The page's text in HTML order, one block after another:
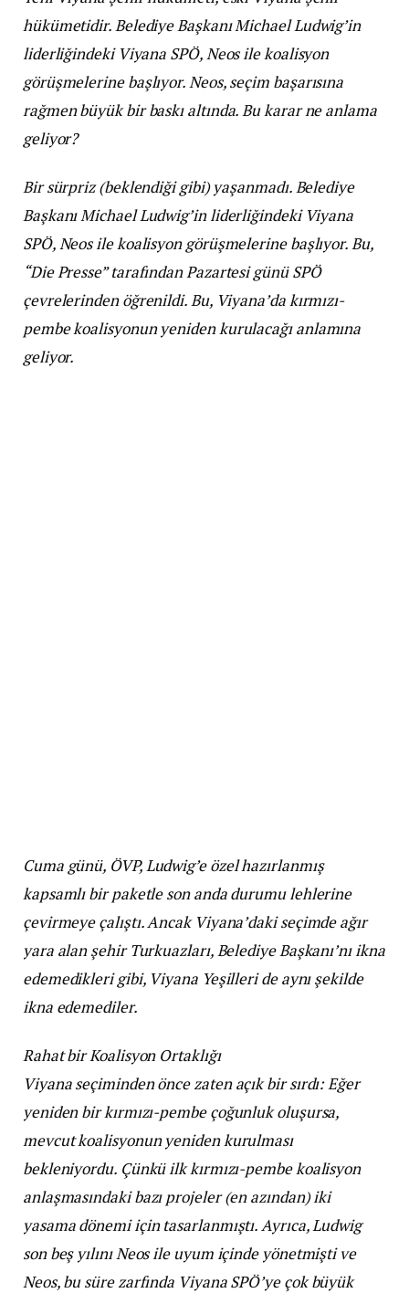
hükümetidir. Belediye Başkanı Michael Ludwig’in
liderliğindeki Viyana SPÖ, Neos ile koalisyon
görüşmelerine başlıyor. Neos, seçim başarısına
rağmen büyük bir baskı altında. Bu karar ne anlama
geliyor?
Bir sürpriz (beklendiği gibi) yaşanmadı. Belediye
Başkanı Michael Ludwig’in liderliğindeki Viyana
SPÖ, Neos ile koalisyon görüşmelerine başlıyor. Bu,
“Die Presse” tarafından Pazartesi günü SPÖ
çevrelerinden öğrenildi. Bu, Viyana’da kırmızı-
pembe koalisyonun yeniden kurulacağı anlamına
geliyor.
Cuma günü, ÖVP, Ludwig’e özel hazırlanmış
kapsamlı bir paketle son anda durumu lehlerine
çevirmeye çalıştı. Ancak Viyana’daki seçimde ağır
yara alan şehir Turkuazları, Belediye Başkanı’nı ikna
edemedikleri gibi, Viyana Yeşilleri de aynı şekilde
ikna edemediler.
Rahat bir Koalisyon Ortaklığı
Viyana seçiminden önce zaten açık bir sırdı: Eğer
yeniden bir kırmızı-pembe çoğunluk oluşursa,
mevcut koalisyonun yeniden kurulması
bekleniyordu. Çünkü ilk kırmızı-pembe koalisyon
anlaşmasındaki bazı projeler (en azından) iki
yasama dönemi için tasarlanmıştı. Ayrıca, Ludwig
son beş yılını Neos ile uyum içinde yönetmişti ve
Neos, bu süre zarfında Viyana SPÖ’ye çok büyük